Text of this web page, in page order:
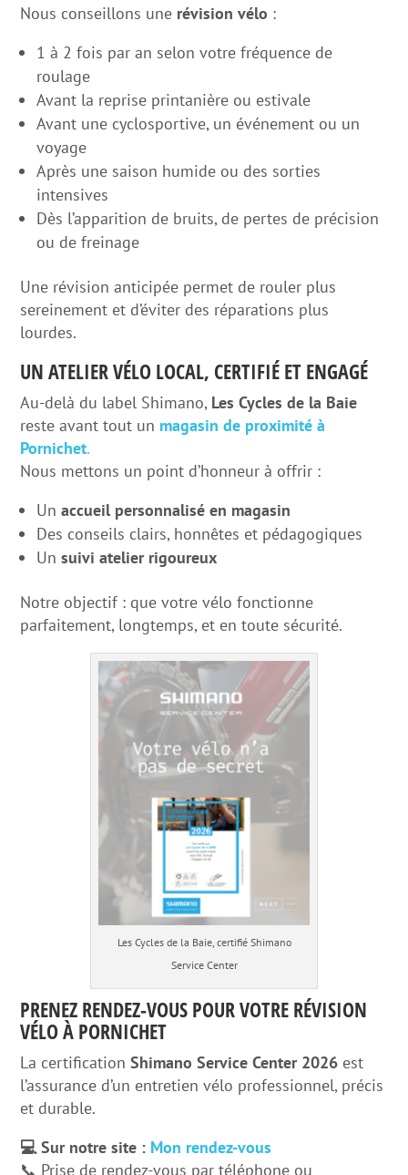
Nous conseillons une révision vélo :
1 à 2 fois par an selon votre fréquence de
roulage
Avant la reprise printanière ou estivale
Avant une cyclosportive, un événement ou un
voyage
Après une saison humide ou des sorties
intensives
Dès l’apparition de bruits, de pertes de précision
ou de freinage
Une révision anticipée permet de rouler plus
sereinement et d’éviter des réparations plus
lourdes.
UN ATELIER VÉLO LOCAL, CERTIFIÉ ET ENGAGÉ
Au-delà du label Shimano, Les Cycles de la Baie
reste avant tout un magasin de proximité à
Pornichet.
Nous mettons un point d’honneur à offrir :
Unaccueil personnalisé en magasin
Des conseils clairs, honnêtes et pédagogiques
Unsuivi atelier rigoureux
Notre objectif : que votre vélo fonctionne
parfaitement, longtemps, et en toute sécurité.
Les Cycles de la Baie, certifié Shimano
Service Center
PRENEZ RENDEZ-VOUS POUR VOTRE RÉVISION
VÉLO À PORNICHET
La certificationShimano Service Center 2026 est
l’assurance d’un entretien vélo professionnel, précis
et durable.
💻 Sur notre site : Mon rendez-vous
📞 Prise de rendez-vous par téléphone ou